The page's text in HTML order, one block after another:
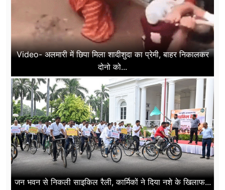
Video- अलमारी में छिपा मिला शादीशुदा का प्रेमी, बाहर निकालकर
दोनो को...
जन भवन से निकली साइकिल रैली, कार्मिकों ने दिया नशे के खिलाफ...